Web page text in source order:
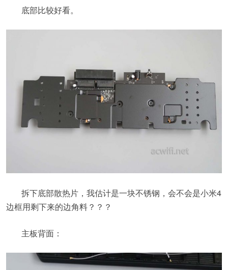
底部比较好看。
拆下底部散热片，我估计是一块不锈钢，会不会是小米4
边框用剩下来的边角料？？？
主板背面：